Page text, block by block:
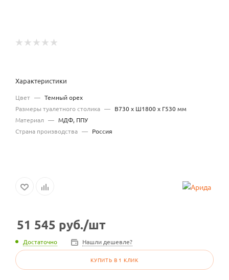
Характеристики
Цвет — Темный орех
Размеры туалетного столика — В730 x Ш1800 x Г530 мм
Материал — МДФ, ППУ
Страна производства — Россия
51 545 руб./шт
Достаточно Нашли дешевле?
КУПИТЬ В 1 КЛИК